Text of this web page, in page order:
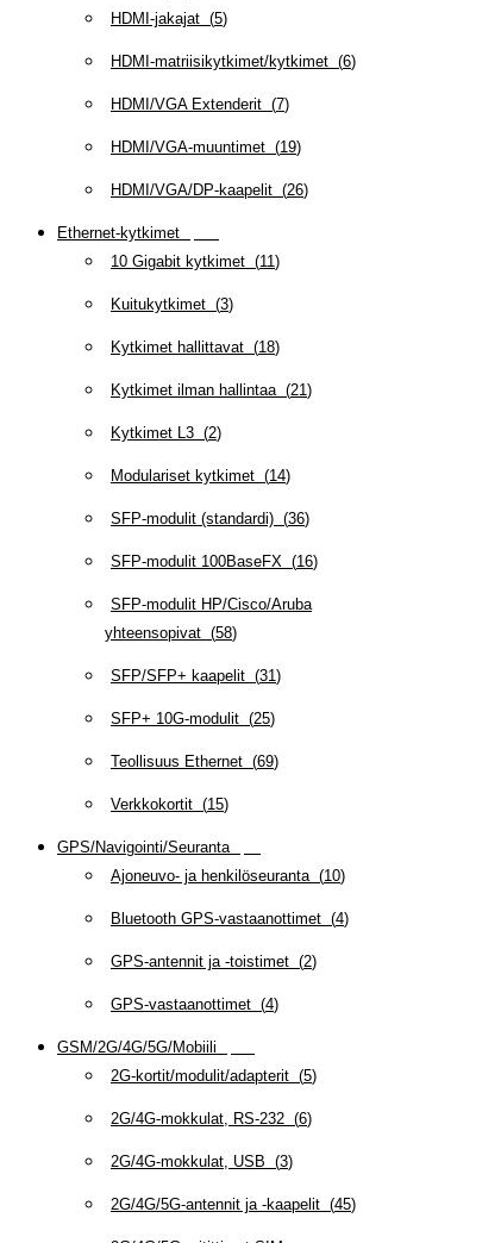
HDMI-jakajat (5)
HDMI-matriisikytkimet/kytkimet (6)
HDMI/VGA Extenderit (7)
HDMI/VGA-muuntimet (19)
HDMI/VGA/DP-kaapelit (26)
Ethernet-kytkimet
10 Gigabit kytkimet (11)
Kuitukytkimet (3)
Kytkimet hallittavat (18)
Kytkimet ilman hallintaa (21)
Kytkimet L3 (2)
Modulariset kytkimet (14)
SFP-modulit (standardi) (36)
SFP-modulit 100BaseFX (16)
SFP-modulit HP/Cisco/Aruba
yhteensopivat (58)
SFP/SFP+ kaapelit (31)
SFP+ 10G-modulit (25)
Teollisuus Ethernet (69)
Verkkokortit (15)
GPS/Navigointi/Seuranta
Ajoneuvo- ja henkilöseuranta (10)
Bluetooth GPS-vastaanottimet (4)
GPS-antennit ja -toistimet (2)
GPS-vastaanottimet (4)
GSM/2G/4G/5G/Mobiili
2G-kortit/modulit/adapterit (5)
2G/4G-mokkulat, RS-232 (6)
2G/4G-mokkulat, USB (3)
2G/4G/5G-antennit ja -kaapelit (45)